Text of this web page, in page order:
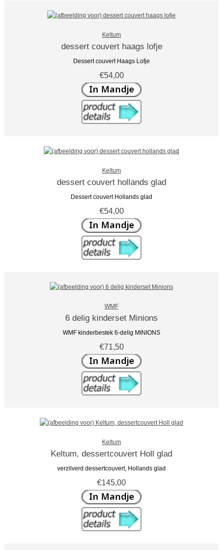
Keltum
dessert couvert haags lofje
Dessert couvert Haags Lofje
€54,00
Keltum
dessert couvert hollands glad
Dessert couvert Hollands glad
€54,00
WMF
6 delig kinderset Minions
WMF kinderbestek 6-delig MINIONS
€71,50
Keltum
Keltum, dessertcouvert Holl glad
verzilverd dessertcouvert, Hollands glad
€145,00